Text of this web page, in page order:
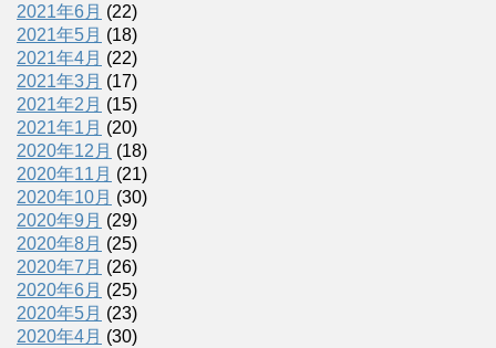
2021年6月 (22)
2021年5月 (18)
2021年4月 (22)
2021年3月 (17)
2021年2月 (15)
2021年1月 (20)
2020年12月 (18)
2020年11月 (21)
2020年10月 (30)
2020年9月 (29)
2020年8月 (25)
2020年7月 (26)
2020年6月 (25)
2020年5月 (23)
2020年4月 (30)